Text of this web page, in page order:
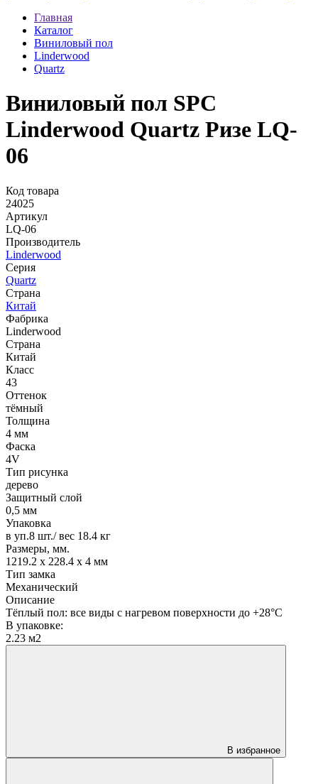
Главная
Каталог
Виниловый пол
Linderwood
Quartz
Виниловый пол SPC
Linderwood Quartz Ризе LQ-
06
Код товара
24025
Артикул
LQ-06
Производитель
Linderwood
Серия
Quartz
Страна
Китай
Фабрика
Linderwood
Страна
Китай
Класс
43
Оттенок
тёмный
Толщина
4 мм
Фаска
4V
Тип рисунка
дерево
Защитный слой
0,5 мм
Упаковка
в уп.8 шт./ вес 18.4 кг
Размеры, мм.
1219.2 х 228.4 х 4 мм
Тип замка
Механический
Описание
Тёплый пол: все виды с нагревом поверхности до +28°С
В упаковке:
2.23 м2
В избранное